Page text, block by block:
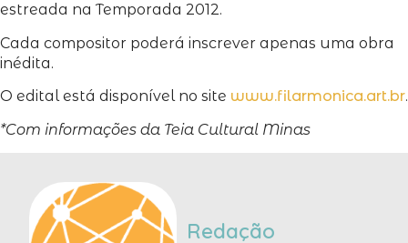
estreada na Temporada 2012.
Cada compositor poderá inscrever apenas uma obra
inédita.
O edital está disponível no site www.filarmonica.art.br.
*Com informações da Teia Cultural Minas
Redação